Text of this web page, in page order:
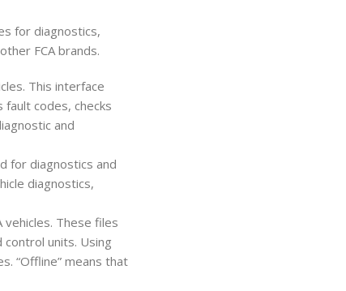
for diagnostics,
FCA brands.
This interface
fault codes, checks
and
for diagnostics and
diagnostics,
These files
units. Using
“Offline” means that